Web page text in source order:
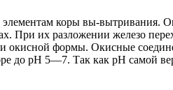
коры вы-вытривания.
При их разложении железо
окисной формы. Окисные
до рН 5—7. Так как рН самой